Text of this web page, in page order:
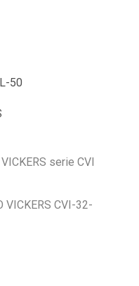
50
serie CVI
VICKERS CVI-32-